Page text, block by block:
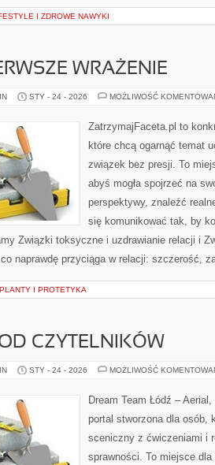
I ZDROWE NAWYKI
WRAŻENIE
STY - 24 - 2026 MOŻLIWOŚĆ
ZatrzymajFaceta.pl to
które chcą ogarnąć temat
związek bez presji. To
abyś mogła spojrzeć na
perspektywy, znaleźć
się komunikować tak, by
Związki toksyczne i uzdrawianie relacji i
naprawdę przyciąga w relacji: szczerość,
I PROTETYKA
CZYTELNIKÓW
STY - 24 - 2026 MOŻLIWOŚĆ
Dream Team Łódź –
portal stworzona dla osób,
sceniczny z ćwiczeniami i
sprawności. To miejsce